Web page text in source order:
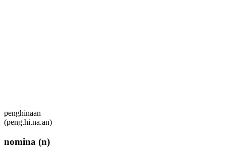
penghinaan
(peng.hi.na.an)
nomina (n)